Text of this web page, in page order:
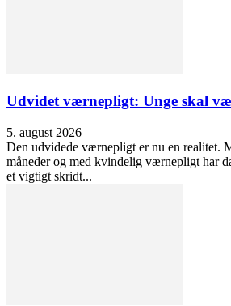
Udvidet værnepligt: Unge skal
5. august 2026
Den udvidede værnepligt er nu en realitet.
måneder og med kvindelig værnepligt har
et vigtigt skridt...